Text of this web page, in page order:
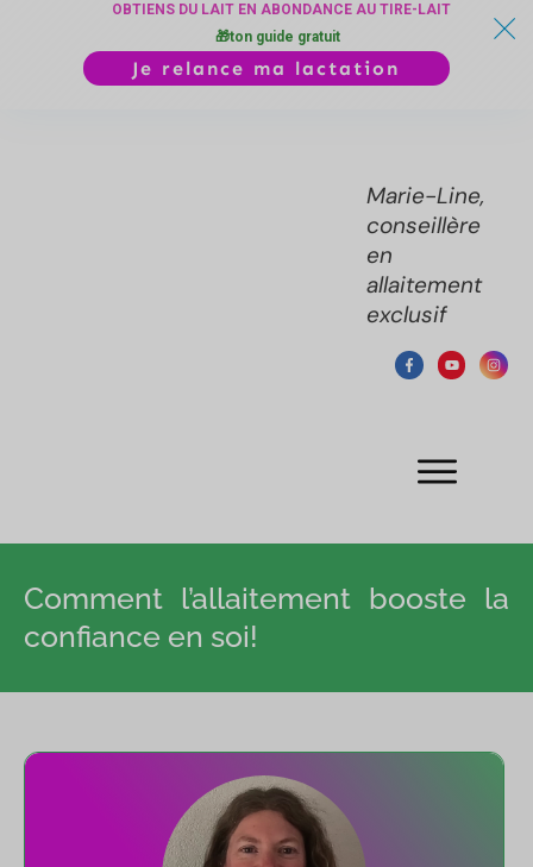
Marie-Line,
conseillère
en
allaitement
exclusif
Comment l’allaitement booste la
confiance en soi!
OBTIENS DU LAIT EN ABONDANCE AU TIRE-LAIT
🎁ton guide gratuit
Je relance ma lactation